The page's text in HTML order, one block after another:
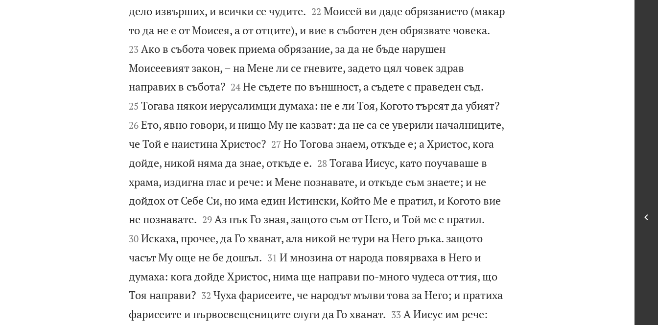
дело извърших, и всички се чудите.
22 Моисей ви даде обрязанието (макар
то да не е от Моисея, а от отците), и вие в съботен ден обрязвате човека.
23 Ако в събота човек приема обрязание, за да не бъде нарушен
Моисеевият закон, – на Мене ли се гневите, задето цял човек здрав
направих в събота?
24 Не съдете по външност, а съдете с праведен съд.
25 Тогава някои иерусалимци думаха: не е ли Тоя, Когото търсят да убият?
26 Ето, явно говори, и нищо Му не казват: да не са се уверили началниците,
че Той е наистина Христос?
27 Но Тогова знаем, откъде е; а Христос, кога
дойде, никой няма да знае, откъде е.
28 Тогава Иисус, като поучаваше в
храма, издигна глас и рече: и Мене познавате, и откъде съм знаете; и не
дойдох от Себе Си, но има един Истински, Който Ме е пратил, и Когото вие
не познавате.
29 Аз пък Го зная, защото съм от Него, и Той ме е пратил.
30 Искаха, прочее, да Го хванат, ала никой не тури на Него ръка. защото
часът Му още не бе дошъл.
31 И мнозина от народа повярваха в Него и
думаха: кога дойде Христос, нима ще направи по-много чудеса от тия, що
Тоя направи?
32 Чуха фарисеите, че народът мълви това за Него; и пратиха
фарисеите и първосвещениците слуги да Го хванат.
33 А Иисус им рече: